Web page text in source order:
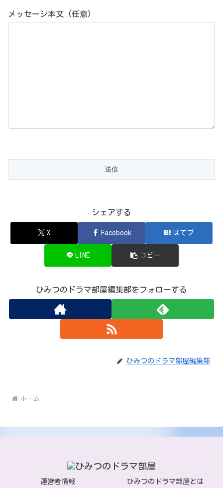
メッセージ本文 (任意)
シェアする
X Facebook はてブ
LINE コピー
ひみつのドラマ部屋編集部をフォローする
ひみつのドラマ部屋編集部
ホーム
運営者情報 ひみつのドラマ部屋とは